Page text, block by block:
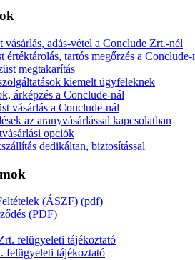
vásárlás, adás-vétel a Conclude Zrt.-nél
értéktárolás, tartós megőrzés a Conclude-
megtakarítás
kiemelt ügyfeleknek
árképzés a Conclude-nál
vásárlás a Conclude-nál
az aranyvásárlással kapcsolatban
opciók
dedikáltan, biztosítással
(ÁSZF) (pdf)
(PDF)
felügyeleti tájékoztató
felügyeleti tájékoztató